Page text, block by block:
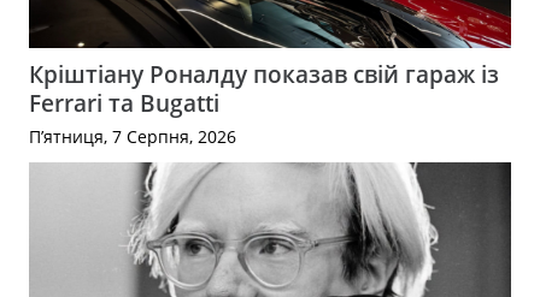
Кріштіану Роналду показав свій гараж із
Ferrari та Bugatti
П’ятниця, 7 Серпня, 2026